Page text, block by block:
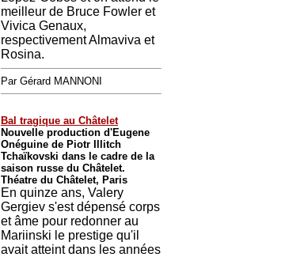
meilleur de Bruce Fowler et
Vivica Genaux,
respectivement Almaviva et
Rosina.
Par Gérard MANNONI
Bal tragique au Châtelet
Nouvelle production d'Eugene
Onéguine de Piotr Illitch
Tchaïkovski dans le cadre de la
saison russe du Châtelet.
Théatre du Châtelet, Paris
En quinze ans, Valery
Gergiev s'est dépensé corps
et âme pour redonner au
Mariinski le prestige qu'il
avait atteint dans les années